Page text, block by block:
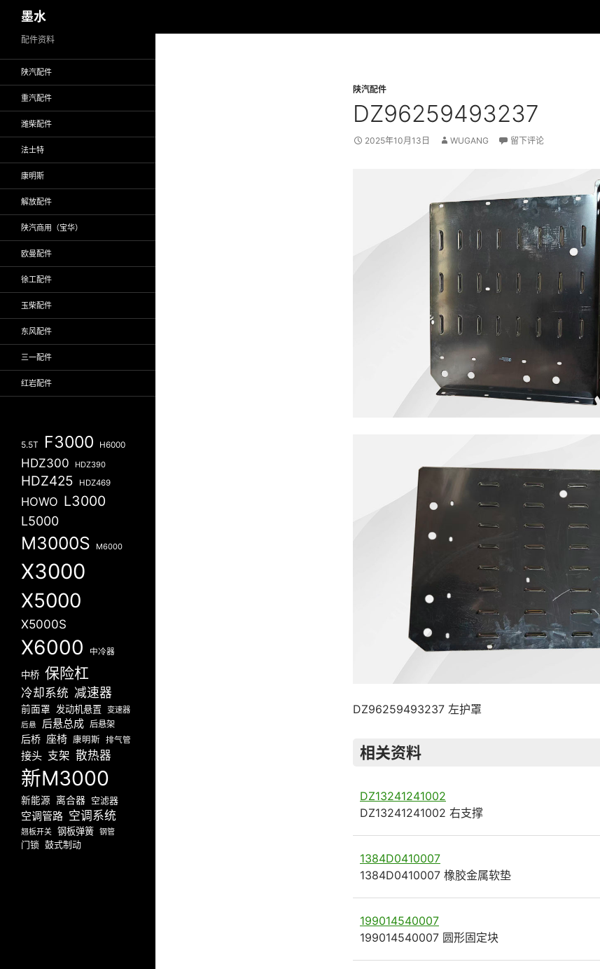
至
墨水
陕汽配件
DZ96259493237
2025年10月13日 WUGANG 留下评论
DZ96259493237 左护罩
相关资料
DZ13241241002
DZ13241241002 右支撑
1384D0410007
1384D0410007 橡胶金属软垫
199014540007
199014540007 圆形固定块
配件资料
陕汽配件
重汽配件
潍柴配件
法士特
康明斯
解放配件
陕汽商用（宝华）
欧曼配件
徐工配件
玉柴配件
东风配件
三一配件
红岩配件
5.5T F3000 H6000
HDZ300 HDZ390
HDZ425 HDZ469
HOWO L3000
L5000
M3000S M6000
X3000
X5000
X5000S
X6000 中冷器
中桥 保险杠
冷却系统 减速器
前面罩 发动机悬置 变速器
后悬 后悬总成 后悬架
后桥 座椅 康明斯 排气管
接头 支架 散热器
新M3000
新能源 离合器 空滤器
空调管路 空调系统
翘板开关 钢板弹簧 钢管
门锁 鼓式制动